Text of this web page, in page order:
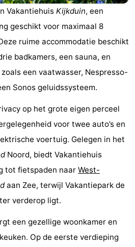
Vakantiehuis Kijkduin, een
geschikt voor maximaal 8
ruime accommodatie beschikt
badkamers, een sauna, en
een vaatwasser, Nespresso-
Sonos geluidssysteem.
op het grote eigen perceel
voor twee auto’s en
voertuig. Gelegen in het
Noord, biedt Vakantiehuis
tot fietspaden naar West-
aan Zee, terwijl Vakantiepark de
verderop ligt.
een gezellige woonkamer en
Op de eerste verdieping